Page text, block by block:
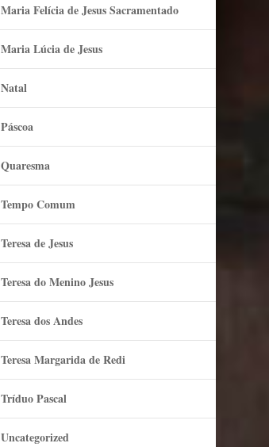
Maria Felí­cia de Jesus Sacramentado
Maria Lúcia de Jesus
Natal
Páscoa
Quaresma
Tempo Comum
Teresa de Jesus
Teresa do Menino Jesus
Teresa dos Andes
Teresa Margarida de Redi
Tríduo Pascal
Uncategorized